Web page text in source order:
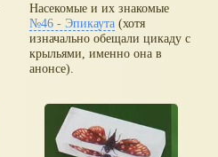
Насекомые и их знакомые
№46 - Эпикаута (хотя
изначально обещали цикаду с
крыльями, именно она в
анонсе).